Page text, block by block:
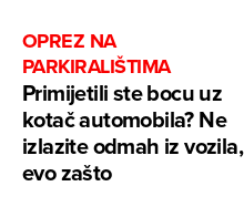
OPREZ NA
PARKIRALIŠTIMA
Primijetili ste bocu uz
kotač automobila? Ne
izlazite odmah iz vozila,
evo zašto